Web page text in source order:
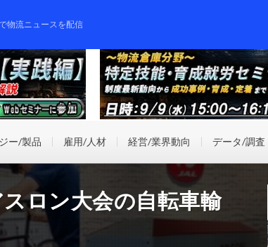
物流ニュースを配信
ー/製品 雇用/人材 経営/業界動向 データ/調査
ロン大会の自転車輸